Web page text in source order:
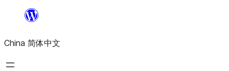
内
容
China 简体中文